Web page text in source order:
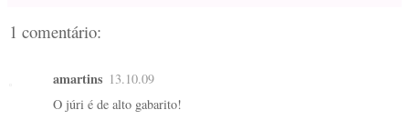
1 comentário:
amartins 13.10.09
O júri é de alto gabarito!